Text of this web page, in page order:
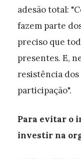
adesão total:
fazem parte
preciso que
presentes. E,
resistência
participação".
Para evitar o
investir na